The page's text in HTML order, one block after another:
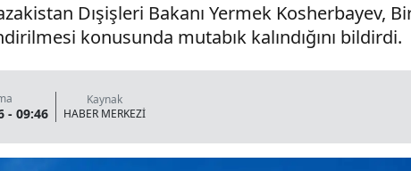
Dışişleri Bakanı Yermek Kosherbayev,
konusunda mutabık kalındığını bildirdi.
- 09:46
Kaynak
HABER MERKEZİ